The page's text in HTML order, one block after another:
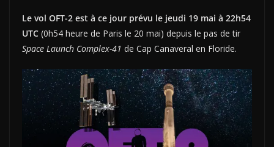
Le vol OFT-2 est à ce jour prévu le jeudi 19 mai à 22h54
UTC (0h54 heure de Paris le 20 mai) depuis le pas de tir
Space Launch Complex-41 de Cap Canaveral en Floride.